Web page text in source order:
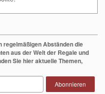
regelmäßigen Abständen die
aus der Welt der Regale und
Sie hier aktuelle Themen,
Abonnieren